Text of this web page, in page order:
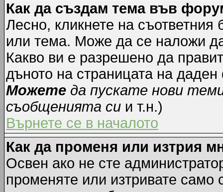
Как да създам тема във
Лесно, кликнете на
или тема. Може да се наложи
Какво ви е разрешено да
дъното на страницата на
Можете да пускате нови
съобщенията си и т.н.)
Върнете се в началото
Как да променя или изтрия
Освен ако не сте
променяте или изтривате